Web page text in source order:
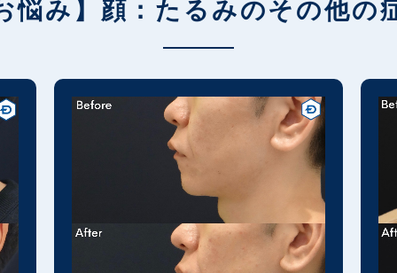
悩み】顔：たるみのその他の